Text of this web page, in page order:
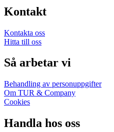
Kontakt
Kontakta oss
Hitta till oss
Så arbetar vi
Behandling av personuppgifter
Om TUR & Company
Cookies
Handla hos oss